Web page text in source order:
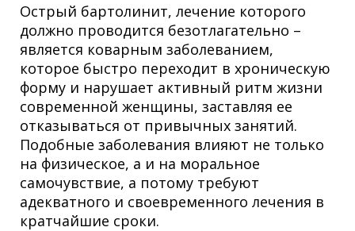
Острый бартолинит, лечение которого
должно проводится безотлагательно –
является коварным заболеванием,
которое быстро переходит в хроническую
форму и нарушает активный ритм жизни
современной женщины, заставляя ее
отказываться от привычных занятий.
Подобные заболевания влияют не только
на физическое, а и на моральное
самочувствие, а потому требуют
адекватного и своевременного лечения в
кратчайшие сроки.